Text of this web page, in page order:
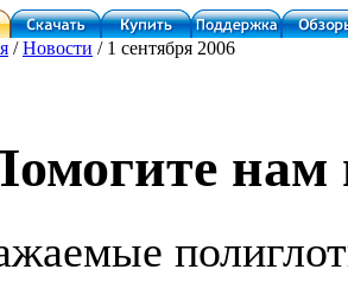
/Новости / 1 сентября 2006
нам